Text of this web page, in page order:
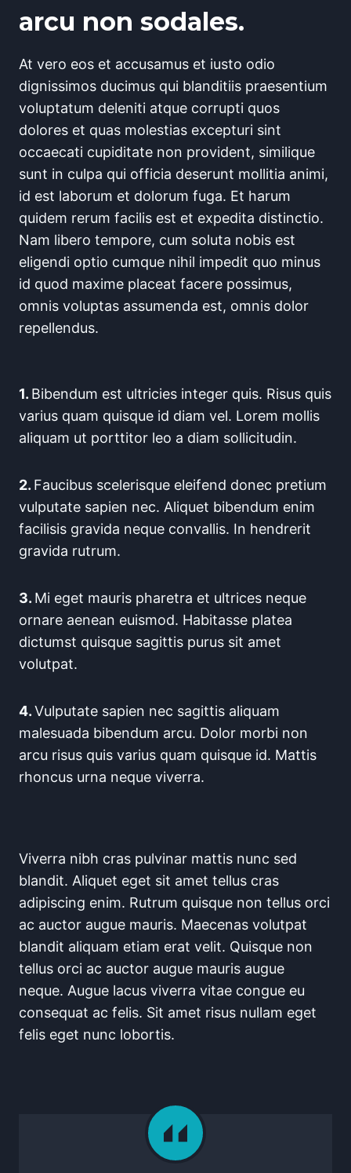
arcu non sodales.
At vero eos et accusamus et iusto odio
dignissimos ducimus qui blanditiis praesentium
voluptatum deleniti atque corrupti quos
dolores et quas molestias excepturi sint
occaecati cupiditate non provident, similique
sunt in culpa qui officia deserunt mollitia animi,
id est laborum et dolorum fuga. Et harum
quidem rerum facilis est et expedita distinctio.
Nam libero tempore, cum soluta nobis est
eligendi optio cumque nihil impedit quo minus
id quod maxime placeat facere possimus,
omnis voluptas assumenda est, omnis dolor
repellendus.
1. Bibendum est ultricies integer quis. Risus quis
varius quam quisque id diam vel. Lorem mollis
aliquam ut porttitor leo a diam sollicitudin.
2. Faucibus scelerisque eleifend donec pretium
vulputate sapien nec. Aliquet bibendum enim
facilisis gravida neque convallis. In hendrerit
gravida rutrum.
3. Mi eget mauris pharetra et ultrices neque
ornare aenean euismod. Habitasse platea
dictumst quisque sagittis purus sit amet
volutpat.
4.Vulputate sapien nec sagittis aliquam
malesuada bibendum arcu. Dolor morbi non
arcu risus quis varius quam quisque id. Mattis
rhoncus urna neque viverra.
Viverra nibh cras pulvinar mattis nunc sed
blandit. Aliquet eget sit amet tellus cras
adipiscing enim. Rutrum quisque non tellus orci
ac auctor augue mauris. Maecenas volutpat
blandit aliquam etiam erat velit. Quisque non
tellus orci ac auctor augue mauris augue
neque. Augue lacus viverra vitae congue eu
consequat ac felis. Sit amet risus nullam eget
felis eget nunc lobortis.